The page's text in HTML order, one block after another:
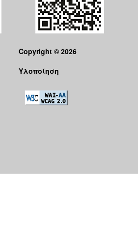
Copyright © 2026
Υλοποίηση